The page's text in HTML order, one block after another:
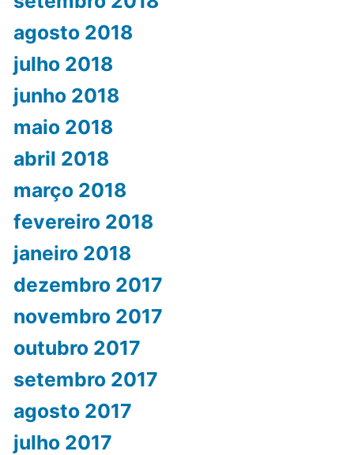
agosto 2018
julho 2018
junho 2018
maio 2018
abril 2018
março 2018
fevereiro 2018
janeiro 2018
dezembro 2017
novembro 2017
outubro 2017
setembro 2017
agosto 2017
julho 2017